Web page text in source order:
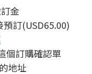
金
預訂(USD65.00)
個訂購確認單
地址